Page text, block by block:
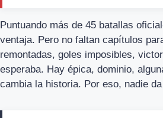
Puntuando más de 45 batallas
ventaja. Pero no faltan capítulos
remontadas, goles imposibles,
esperaba. Hay épica, dominio,
cambia la historia. Por eso, nadie